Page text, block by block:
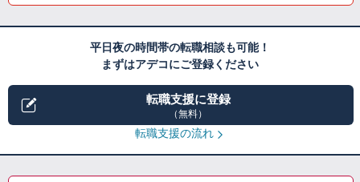
平日夜の時間帯の転職相談も可能！
まずはアデコにご登録ください
転職支援に登録
（無料）
転職支援の流れ